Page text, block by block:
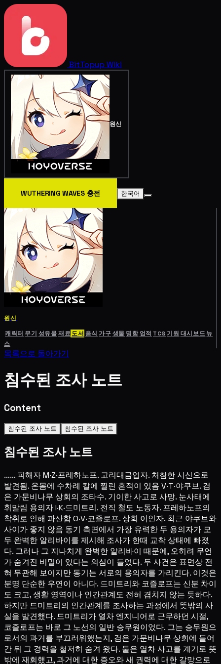
BitTopup Wiki
원신
WUTHERING WAVES 충전 한국어
원신
캐릭터 무기 성유물재료도서 음식 가구생물 명함 업적 TCG기원 대시보드뉴
스
목록으로 돌아가기
침수된 조사 노트
Content
침수된 조사 노트 침수된 조사 노트
침수된 조사 노트
…… 피해자 M·Z·프레하노프. 고리대금업자. 처참한 시신으로
발견됨. 온몸에 수차례 칼에 찔린 흔적이 있음 V·T·야쿠브. 검
은 가문비나무 상회의 조타수. 기이한 사고로 사망. 눈사태에
휘말림 용의자 I·K·드미트리. 전직 철도 노동자. 프레하노프의
착취로 인해 파산함 O·V·코즐로프. 상회 이인자. 최근 야쿠브와
사이가 좋지 않음 동기 측면에서 가장 유력한 두 용의자가 모
두 완벽한 알리바이를 제시해 조사가 한때 교착 상태에 빠졌
다. 그러나 그 지나치게 완벽한 알리바이 때문에, 오히려 무언
가 숨겨진 비밀이 있다는 의심이 들었다. 두 사건은 표면상 전
혀 무관해 보이지만 동기는 서로의 용의자를 가리킨다. 이것은
분명 단순한 우연이 아니다. 드미트리와 코즐로프는 신분 차이
도 크고, 생활 영역이나 인간관계도 전혀 겹치지 않는 듯하다.
하지만 드미트리의 인간관계를 조사하는 과정에서 뜻밖의 사
실을 발견했다. 드미트리가 열차 엔지니어로 근무하던 시절,
코즐로프는 바로 그 노선의 일반 승무원이었다. 그는 승무원으
로서의 과거를 부끄러워했는지, 검은 가문비나무 상회에 들어
간 뒤 그 경력을 철저히 숨겨 왔다. 둘은 열차 사고를 계기로 뜻
밖에 재회했고, 과거에 대한 증오와 새 권력에 대한 갈망으로